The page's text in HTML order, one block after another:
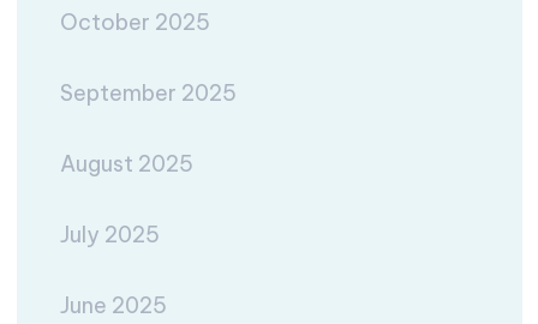
October 2025
September 2025
August 2025
July 2025
June 2025